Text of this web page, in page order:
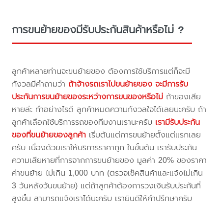
การขนย้ายของมีรับประกันสินค้าหรือไม่ ?
ลูกค้าหลายท่านจะขนย้ายของ ต้องการใช้บริการแต่ก็จะมี
กังวลมีคำถามว่า ถ้าจ้างรถเราไปขนย้ายของ จะมีการรับ
ประกันการขนย้ายของระหว่างการขนของหรือไม่ ถ้าของเสีย
หายล่ะ ทำอย่างไรดี ลูกค้าหมดความกังวลใจได้เลยนะครับ ถ้า
ลูกค้าเลือกใช้บริการรถของทีมงานเรานะครับ เรามีรับประกัน
ของที่ขนย้ายของลูกค้า เริ่มต้นแต่การขนย้ายตั้งแต่แรกเลย
ครับ เนื่องด้วยเราให้บริการราคาถูก ในขั้นต้น เรารับประกัน
ความเสียหายที่การจากการขนย้ายของ มูลค่า 20% ของราคา
ค่าขนย้าย ไม่เกิน 1,000 บาท (ตรวจเช็คสินค้าและแจ้งไม่เกิน
3 วันหลังวันขนย้าย) แต่ถ้าลูกค้าต้องการวงเงินรับประกันที่
สูงขึ้น สามารถแจ้งเราได้นะครับ เรายินดีให้คำปรึกษาครับ